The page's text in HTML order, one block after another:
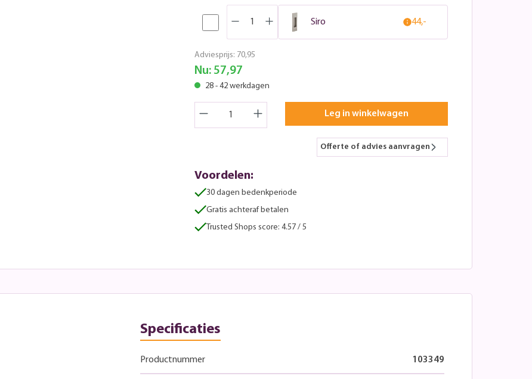
Siro 44,-
Adviesprijs: 70,95
Nu: 57,97
28 - 42 werkdagen
Leg in winkelwagen
Offerte of advies aanvragen
Voordelen:
30 dagen bedenkperiode
Gratis achteraf betalen
Trusted Shops score: 4.57 / 5
Specificaties
Productnummer 103349